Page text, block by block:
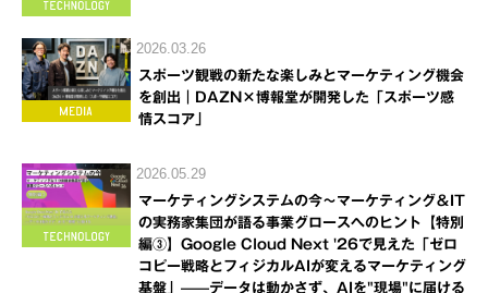
2026.03.26
スポーツ観戦の新たな楽しみとマーケティング機会
を創出｜DAZN×博報堂が開発した「スポーツ感
情スコア」
2026.05.29
マーケティングシステムの今～マーケティング＆IT
の実務家集団が語る事業グロースへのヒント【特別
編③】Google Cloud Next '26で見えた「ゼロ
コピー戦略とフィジカルAIが変えるマーケティング
基盤」——データは動かさず、AIを"現場"に届ける